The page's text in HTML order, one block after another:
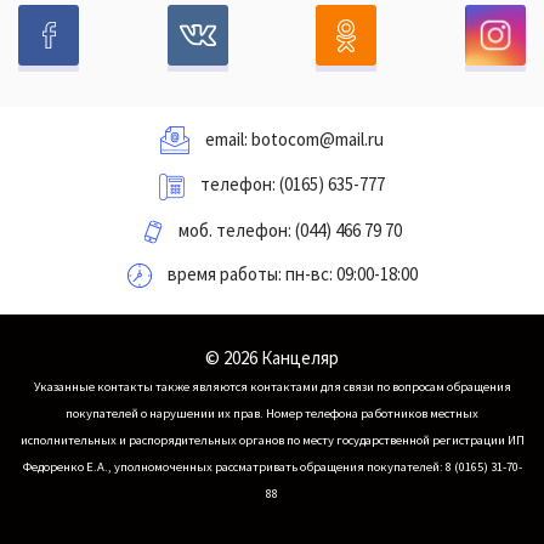
email: botocom@mail.ru
телефон: (0165) 635-777
моб. телефон: (044) 466 79 70
время работы: пн-вс: 09:00-18:00
© 2026 Канцеляр
Указанные контакты также являются контактами для связи по вопросам обращения
покупателей о нарушении их прав. Номер телефона работников местных
исполнительных и распорядительных органов по месту государственной регистрации ИП
Федоренко Е.А., уполномоченных рассматривать обращения покупателей: 8 (0165) 31-70-
88